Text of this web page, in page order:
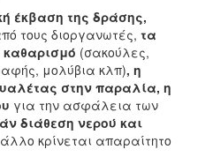
έκβαση της δράσης,
τους διοργανωτές, τα
(σακούλες,
μολύβια κλπ), η
στην παραλία, η
για την ασφάλεια των
διάθεση νερού και
άλλο κρίνεται απαραίτητο